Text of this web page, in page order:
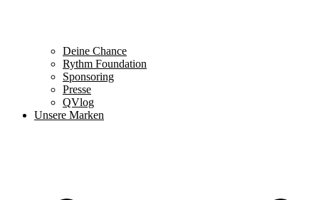
Deine Chance
Rythm Foundation
Sponsoring
Presse
QVlog
Unsere Marken